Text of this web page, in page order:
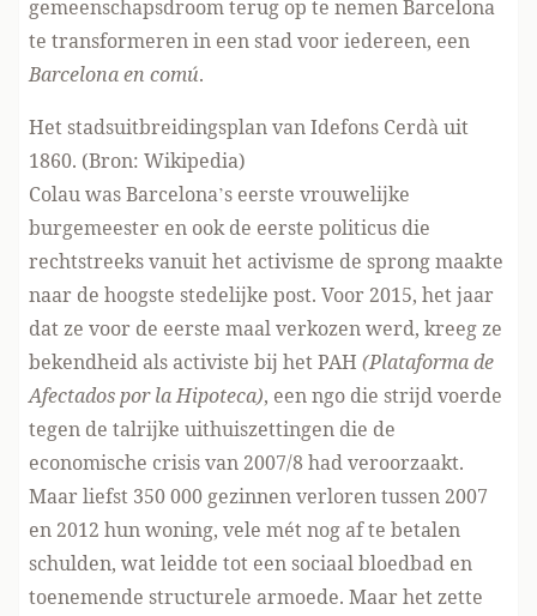
gemeenschapsdroom terug op te nemen Barcelona
te transformeren in een stad voor iedereen, een
Barcelona en comú.
Het stadsuitbreidingsplan van Idefons Cerdà uit
1860. (Bron: Wikipedia)
Colau was Barcelona’s eerste vrouwelijke
burgemeester en ook de eerste politicus die
rechtstreeks vanuit het activisme de sprong maakte
naar de hoogste stedelijke post. Voor 2015, het jaar
dat ze voor de eerste maal verkozen werd, kreeg ze
bekendheid als activiste bij het PAH (Plataforma de
Afectados por la Hipoteca), een ngo die strijd voerde
tegen de talrijke uithuiszettingen die de
economische crisis van 2007/8 had veroorzaakt.
Maar liefst 350 000 gezinnen verloren tussen 2007
en 2012 hun woning, vele mét nog af te betalen
schulden, wat leidde tot een sociaal bloedbad en
toenemende structurele armoede. Maar het zette